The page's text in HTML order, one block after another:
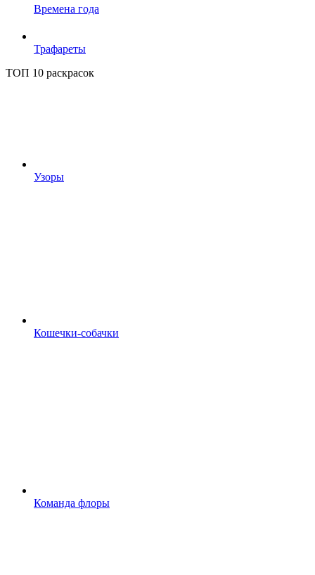
Времена года
Трафареты
ТОП 10 раскрасок
Узоры
Кошечки-собачки
Команда флоры